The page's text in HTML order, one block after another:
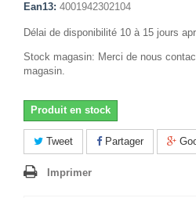
Ean13: 4001942302104
Délai de disponibilité 10 à 15 jours
Stock magasin: Merci de nous
magasin.
Produit en stock
Tweet Partager
Imprimer